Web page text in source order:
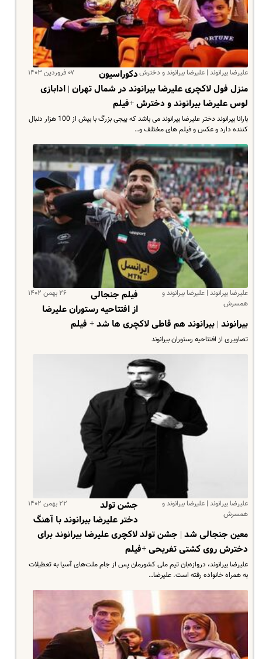
علیرضا بیرانوند | علیرضا بیرانوند و دخترش ۰۷ فروردین ۱۴۰۳
دکوراسیون
منزل فول لاکچری علیرضا بیرانوند در شمال تهران | ادابازی
لوس علیرضا بیرانوند و دخترش +فیلم
بارانا بیرانوند دختر علیرضا بیرانوند می باشد که پیجی بزرگ با بیش از 100 هزار دنبال
کننده دارد و عکس و فیلم های مختلف و…
علیرضا بیرانوند | علیرضا بیرانوند و
همسرش
۲۶ بهمن ۱۴۰۲
فیلم جنجالی
از افتتاحیه رستوران علیرضا
بیرانوند | بیرانوند هم قاطی لاکچری ها شد + فیلم
تصاویری از افتتاحیه رستوران بیرانوند
علیرضا بیرانوند | علیرضا بیرانوند و
همسرش
۲۲ بهمن ۱۴۰۲
جشن تولد
دختر علیرضا بیرانوند با آهنگ
معین جنجالی شد | جشن تولد لاکچری علیرضا بیرانوند برای
دخترش روی کشتی تفریحی +فیلم
علیرضا بیرانوند، دروازه‌بان تیم ملی کشورمان پس از جام ملت‌های آسیا به تعطیلات
به همراه خانواده رفته است. علیرضا…